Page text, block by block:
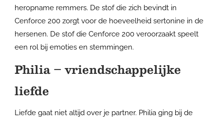
heropname remmers. De stof die zich bevindt in
Cenforce 200 zorgt voor de hoeveelheid sertonine in de
hersenen. De stof die Cenforce 200 veroorzaakt speelt
een rol bij emoties en stemmingen.
Philia – vriendschappelijke
liefde
Liefde gaat niet altijd over je partner. Philia ging bij de